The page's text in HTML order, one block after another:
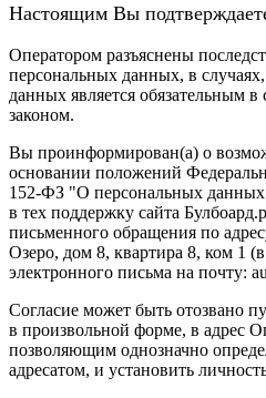
Настоящим Вы
Оператором разъяснены
персональных данных, в
данных является обязательным
законом.
Вы проинформирован(а) о
основании положений
152-ФЗ "О персональных
в тех поддержку сайта
письменного обращения по
Озеро, дом 8, квартира 8, ком 1
электронного письма на почту:
Согласие может быть отозвано
в произвольной форме, в адрес
позволяющим однозначно
адресатом, и установить